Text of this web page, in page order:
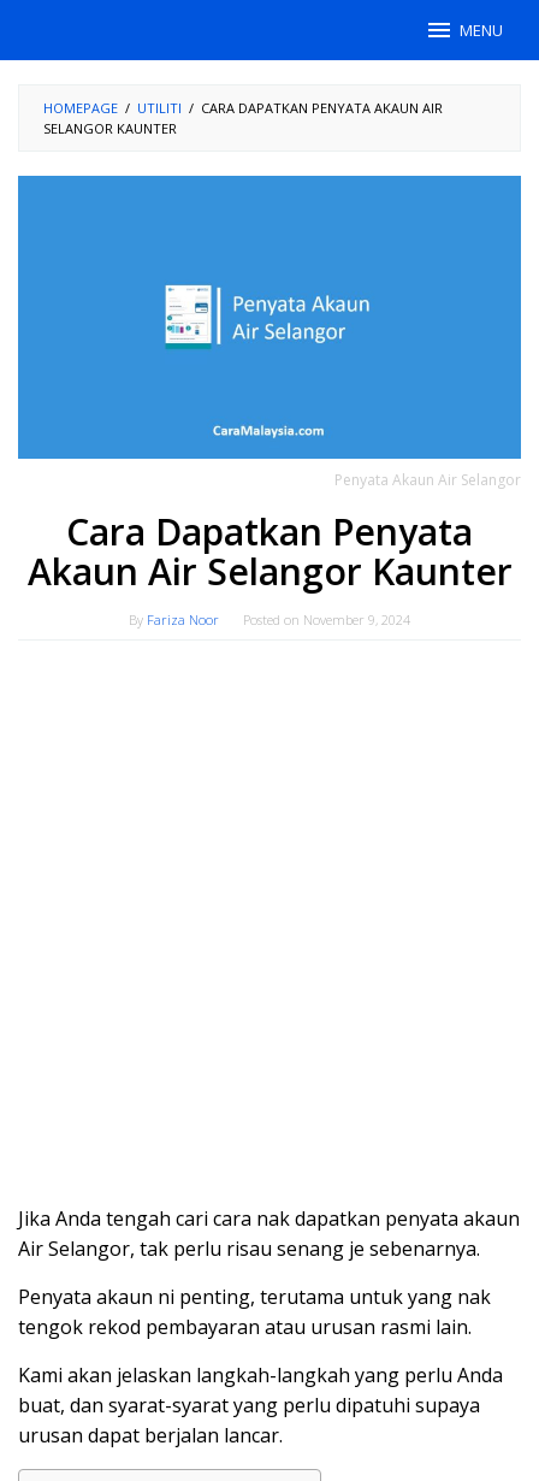
MENU
HOMEPAGE / UTILITI / CARA DAPATKAN PENYATA AKAUN AIR
SELANGOR KAUNTER
Penyata Akaun Air Selangor
Cara Dapatkan Penyata
Akaun Air Selangor Kaunter
By Fariza Noor Posted on November 9, 2024
Jika Anda tengah cari cara nak dapatkan penyata akaun
Air Selangor, tak perlu risau senang je sebenarnya.
Penyata akaun ni penting, terutama untuk yang nak
tengok rekod pembayaran atau urusan rasmi lain.
Kami akan jelaskan langkah-langkah yang perlu Anda
buat, dan syarat-syarat yang perlu dipatuhi supaya
urusan dapat berjalan lancar.